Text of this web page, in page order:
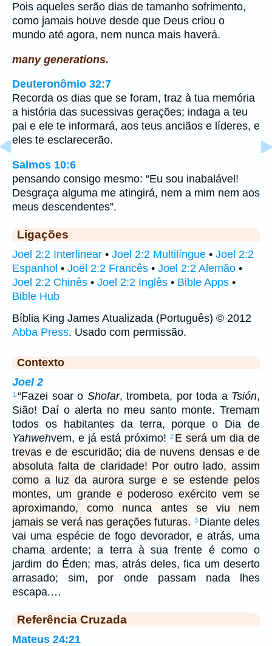
Pois aqueles serão dias de tamanho sofrimento,
como jamais houve desde que Deus criou o
mundo até agora, nem nunca mais haverá.
many generations.
Deuteronômio 32:7
Recorda os dias que se foram, traz à tua memória
a história das sucessivas gerações; indaga a teu
pai e ele te informará, aos teus anciãos e líderes, e
eles te esclarecerão.
Salmos 10:6
pensando consigo mesmo: “Eu sou inabalável!
Desgraça alguma me atingirá, nem a mim nem aos
meus descendentes”.
Ligações
Joel 2:2 Interlinear • Joel 2:2 Multilíngue • Joel 2:2
Espanhol • Joël 2:2 Francês • Joel 2:2 Alemão •
Joel 2:2 Chinês • Joel 2:2 Inglês • Bible Apps •
Bible Hub
Bíblia King James Atualizada (Português) © 2012
Abba Press. Usado com permissão.
Contexto
Joel 2
1 “Fazei soar o Shofar, trombeta, por toda a Tsión,
Sião! Daí o alerta no meu santo monte. Tremam
todos os habitantes da terra, porque o Dia de
Yahwehvem, e já está próximo! 2 E será um dia de
trevas e de escuridão; dia de nuvens densas e de
absoluta falta de claridade! Por outro lado, assim
como a luz da aurora surge e se estende pelos
montes, um grande e poderoso exército vem se
aproximando, como nunca antes se viu nem
jamais se verá nas gerações futuras. 3 Diante deles
vai uma espécie de fogo devorador, e atrás, uma
chama ardente; a terra à sua frente é como o
jardim do Éden; mas, atrás deles, fica um deserto
arrasado; sim, por onde passam nada lhes
escapa.…
Referência Cruzada
Mateus 24:21